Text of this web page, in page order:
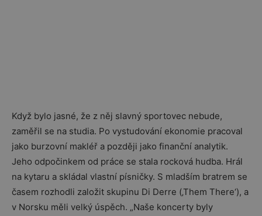
Když bylo jasné, že z něj slavný sportovec nebude,
zaměřil se na studia. Po vystudování ekonomie pracoval
jako burzovní makléř a později jako finanční analytik.
Jeho odpočinkem od práce se stala rocková hudba. Hrál
na kytaru a skládal vlastní písničky. S mladším bratrem se
časem rozhodli založit skupinu Di Derre (‚Them There‘), a
v Norsku měli velký úspěch. „Naše koncerty byly